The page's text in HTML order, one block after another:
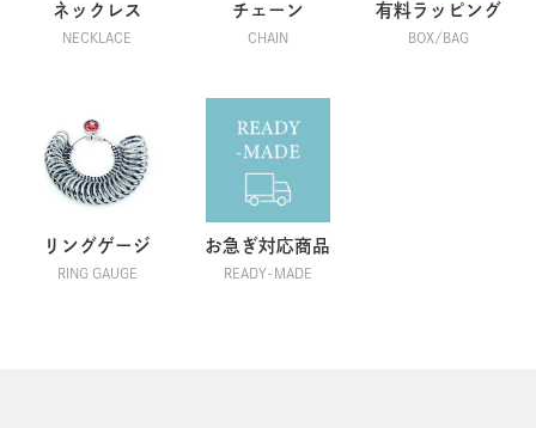
ネックレス
NECKLACE
チェーン
CHAIN
有料ラッピング
BOX/BAG
リングゲージ
RING GAUGE
お急ぎ対応商品
READY-MADE